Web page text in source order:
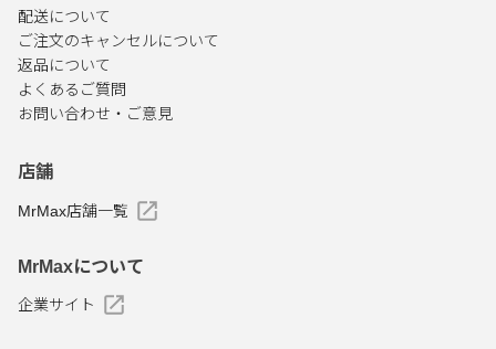
配送について
ご注文のキャンセルについて
返品について
よくあるご質問
お問い合わせ・ご意見
店舗
MrMax店舗一覧
MrMaxについて
企業サイト